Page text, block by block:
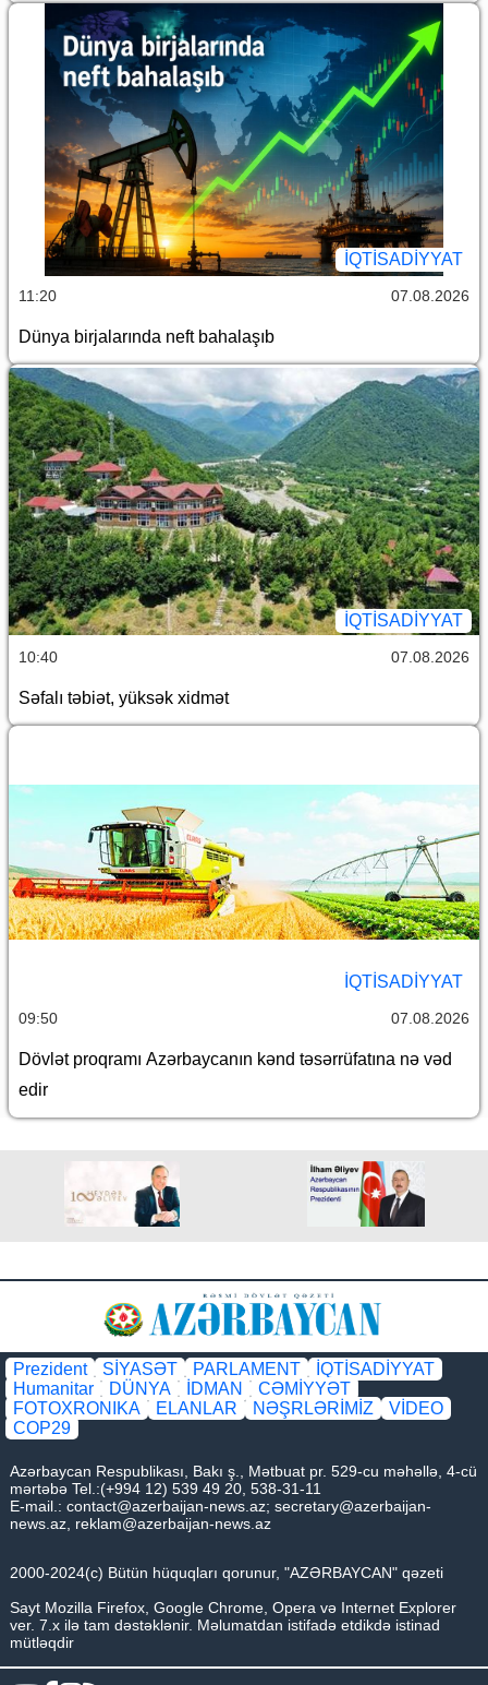
İQTİSADİYYAT
11:20 07.08.2026
Dünya birjalarında neft bahalaşıb
İQTİSADİYYAT
10:40 07.08.2026
Səfalı təbiət, yüksək xidmət
İQTİSADİYYAT
09:50 07.08.2026
Dövlət proqramı Azərbaycanın kənd təsərrüfatına nə vəd
edir
Prezident SİYASƏT PARLAMENT
İQTİSADİYYAT
Humanitar
DÜNYA İDMAN
CƏMİYYƏT
FOTOXRONIKA
ELANLAR NƏŞRLƏRİMİZ
VİDEO
COP29
Azərbaycan Respublikası, Bakı ş., Mətbuat pr. 529-cu məhəllə, 4-cü
mərtəbə Tel.:(+994 12) 539 49 20, 538-31-11
E-mail.: contact@azerbaijan-news.az; secretary@azerbaijan-
news.az reklam@azerbaijan-news.az
2000-2024(c) Bütün hüquqları qorunur, "AZƏRBAYCAN" qəzeti
Sayt Mozilla Firefox, Google Chrome, Opera və Internet Explorer
ver. 7.x ilə tam dəstəklənir. Məlumatdan istifadə etdikdə istinad
mütləqdir